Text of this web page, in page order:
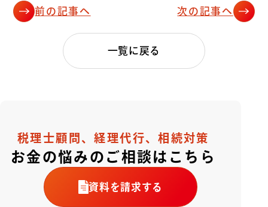
前の記事へ
一覧に戻る
次の記事へ
税理士顧問、経理代行、相続対策
お金の悩みのご相談はこちら
資料を請求する